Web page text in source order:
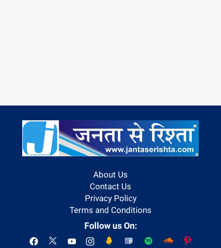
About Us
Contact Us
Privacy Policy
Terms and Conditions
Follow us On: